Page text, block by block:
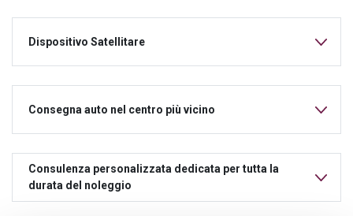
Dispositivo Satellitare
Consegna auto nel centro più vicino
Consulenza personalizzata dedicata per tutta la
durata del noleggio